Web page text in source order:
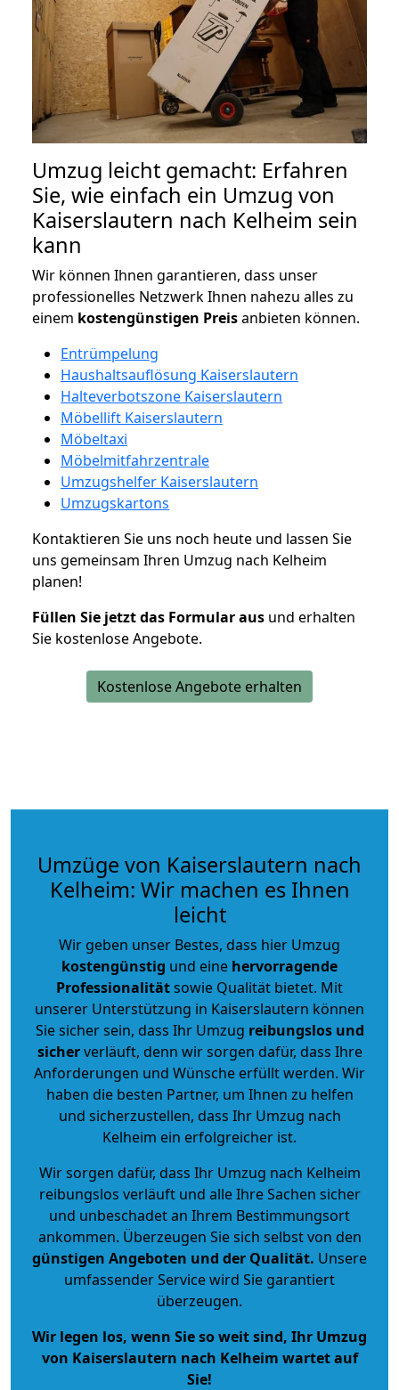
Umzug leicht gemacht: Erfahren
Sie, wie einfach ein Umzug von
Kaiserslautern nach Kelheim sein
kann
Wir können Ihnen garantieren, dass unser
professionelles Netzwerk Ihnen nahezu alles zu
einem kostengünstigen Preisanbieten können.
Entrümpelung
Haushaltsauflösung Kaiserslautern
Halteverbotszone Kaiserslautern
Möbellift Kaiserslautern
Möbeltaxi
Möbelmitfahrzentrale
Umzugshelfer Kaiserslautern
Umzugskartons
Kontaktieren Sie uns noch heute und lassen Sie
uns gemeinsam Ihren Umzug nach Kelheim
planen!
Füllen Sie jetzt das Formular aus und erhalten
Sie kostenlose Angebote.
Kostenlose Angebote erhalten
Umzüge von Kaiserslautern nach
Kelheim: Wir machen es Ihnen
leicht
Wir geben unser Bestes, dass hier Umzug
kostengünstig und eine hervorragende
Professionalitätsowie Qualität bietet. Mit
unserer Unterstützung in Kaiserslautern können
Sie sicher sein, dass Ihr Umzug reibungslos und
sicherverläuft, denn wir sorgen dafür, dass Ihre
Anforderungen und Wünsche erfüllt werden. Wir
haben die besten Partner, um Ihnen zu helfen
und sicherzustellen, dass Ihr Umzug nach
Kelheim ein erfolgreicher ist.
Wir sorgen dafür, dass Ihr Umzug nach Kelheim
reibungslos verläuft und alle Ihre Sachen sicher
und unbeschadet an Ihrem Bestimmungsort
ankommen. Überzeugen Sie sich selbst von den
günstigen Angeboten und der Qualität. Unsere
umfassender Service wird Sie garantiert
überzeugen.
Wir legen los, wenn Sie so weit sind, Ihr Umzug
von Kaiserslautern nach Kelheim wartet auf
Sie!